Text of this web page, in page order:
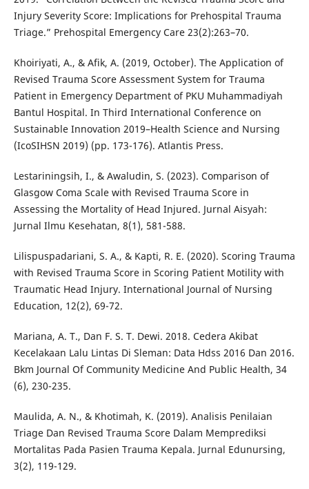
Injury Severity Score: Implications for Prehospital Trauma
Triage.” Prehospital Emergency Care 23(2):263–70.
Khoiriyati, A., & Afik, A. (2019, October). The Application of
Revised Trauma Score Assessment System for Trauma
Patient in Emergency Department of PKU Muhammadiyah
Bantul Hospital. In Third International Conference on
Sustainable Innovation 2019–Health Science and Nursing
(IcoSIHSN 2019) (pp. 173-176). Atlantis Press.
Lestariningsih, I., & Awaludin, S. (2023). Comparison of
Glasgow Coma Scale with Revised Trauma Score in
Assessing the Mortality of Head Injured. Jurnal Aisyah:
Jurnal Ilmu Kesehatan, 8(1), 581-588.
Lilispuspadariani, S. A., & Kapti, R. E. (2020). Scoring Trauma
with Revised Trauma Score in Scoring Patient Motility with
Traumatic Head Injury. International Journal of Nursing
Education, 12(2), 69-72.
Mariana, A. T., Dan F. S. T. Dewi. 2018. Cedera Akibat
Kecelakaan Lalu Lintas Di Sleman: Data Hdss 2016 Dan 2016.
Bkm Journal Of Community Medicine And Public Health, 34
(6), 230-235.
Maulida, A. N., & Khotimah, K. (2019). Analisis Penilaian
Triage Dan Revised Trauma Score Dalam Memprediksi
Mortalitas Pada Pasien Trauma Kepala. Jurnal Edunursing,
3(2), 119-129.